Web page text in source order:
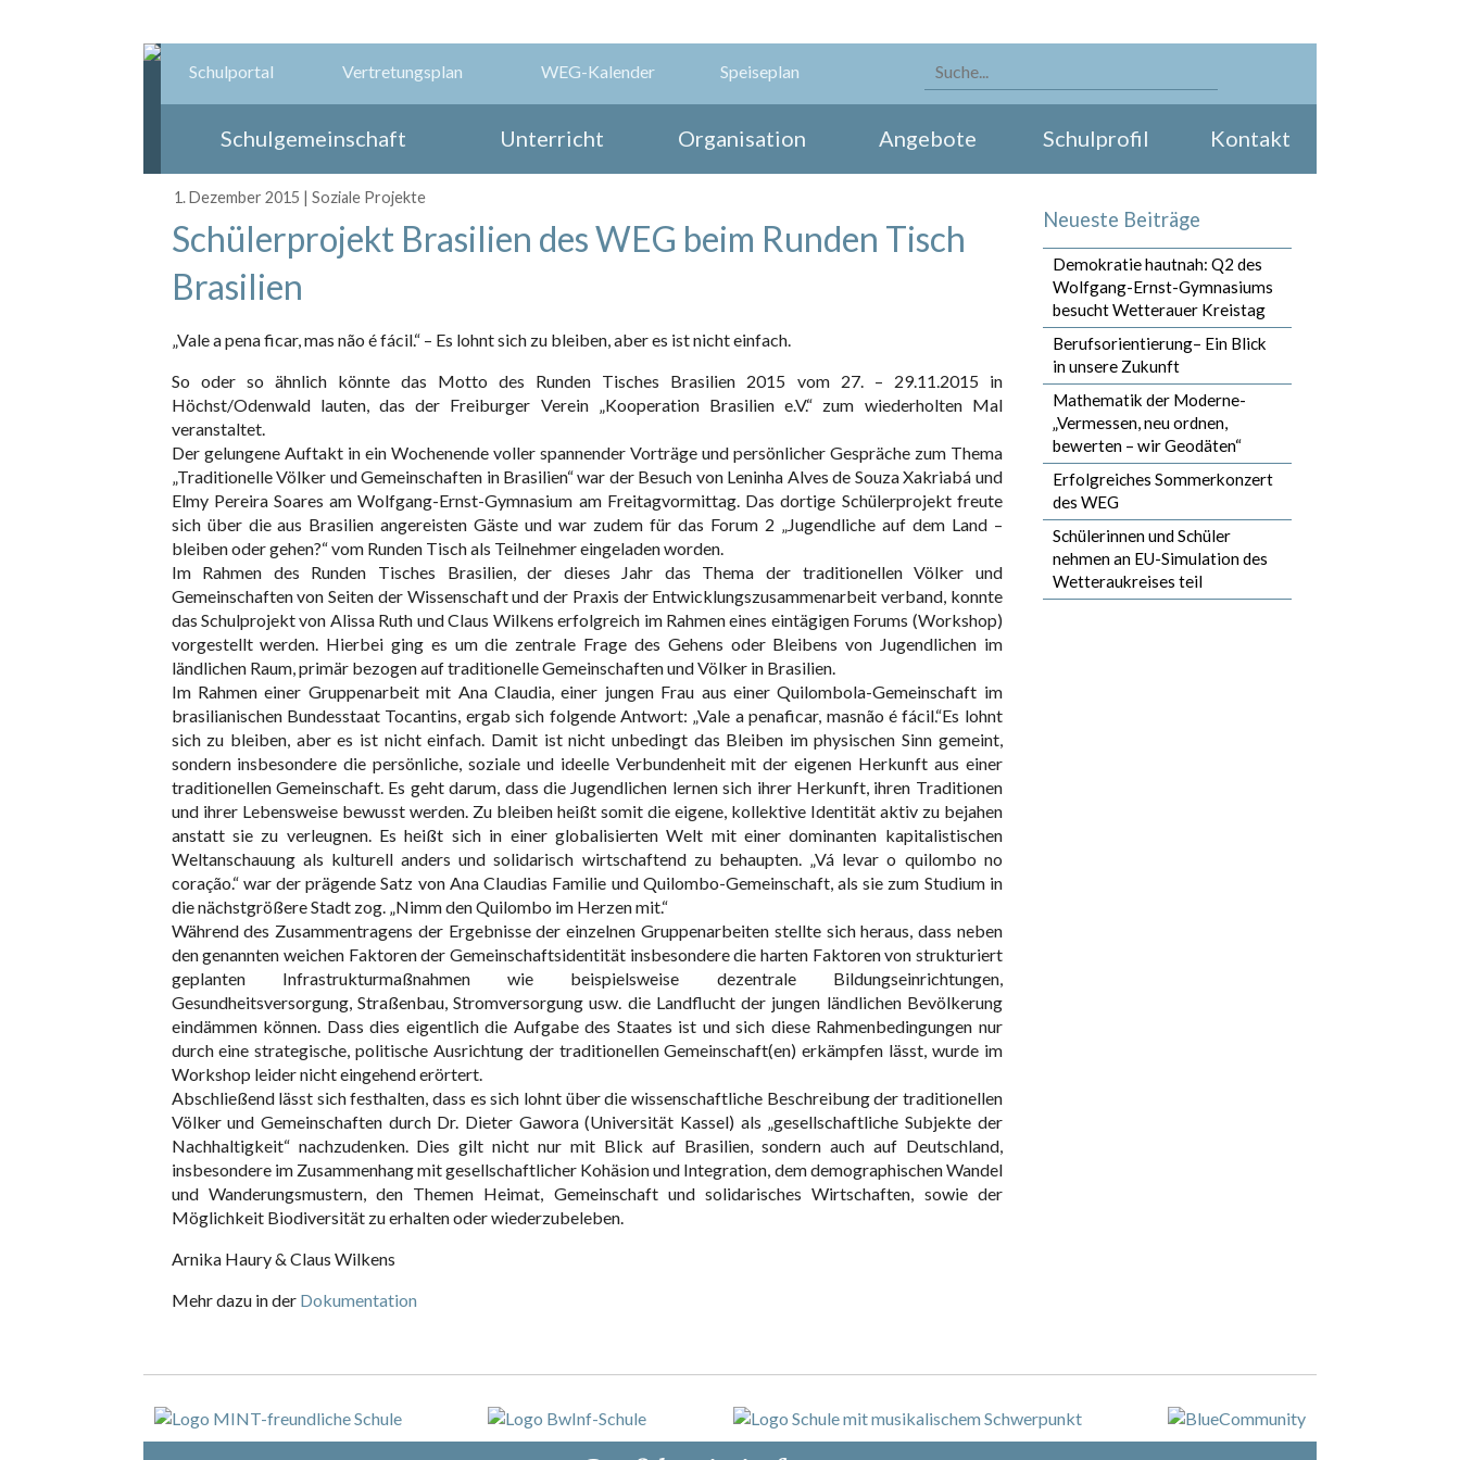
Schulportal Vertretungsplan WEG-Kalender Speiseplan
Schulgemeinschaft Unterricht Organisation Angebote Schulprofil Kontakt
1. Dezember 2015 |Soziale Projekte
Schülerprojekt Brasilien des WEG beim Runden Tisch
Brasilien
„Vale a pena ficar, mas não é fácil.“ – Es lohnt sich zu bleiben, aber es ist nicht einfach.
So oder so ähnlich könnte das Motto des Runden Tisches Brasilien 2015 vom 27. – 29.11.2015 in
Höchst/Odenwald lauten, das der Freiburger Verein „Kooperation Brasilien e.V.“ zum wiederholten Mal
veranstaltet.
Der gelungene Auftakt in ein Wochenende voller spannender Vorträge und persönlicher Gespräche zum Thema
„Traditionelle Völker und Gemeinschaften in Brasilien“ war der Besuch von Leninha Alves de Souza Xakriabá und
Elmy Pereira Soares am Wolfgang-Ernst-Gymnasium am Freitagvormittag. Das dortige Schülerprojekt freute
sich über die aus Brasilien angereisten Gäste und war zudem für das Forum 2 „Jugendliche auf dem Land –
bleiben oder gehen?“ vom Runden Tisch als Teilnehmer eingeladen worden.
Im Rahmen des Runden Tisches Brasilien, der dieses Jahr das Thema der traditionellen Völker und
Gemeinschaften von Seiten der Wissenschaft und der Praxis der Entwicklungszusammenarbeit verband, konnte
das Schulprojekt von Alissa Ruth und Claus Wilkens erfolgreich im Rahmen eines eintägigen Forums (Workshop)
vorgestellt werden. Hierbei ging es um die zentrale Frage des Gehens oder Bleibens von Jugendlichen im
ländlichen Raum, primär bezogen auf traditionelle Gemeinschaften und Völker in Brasilien.
Im Rahmen einer Gruppenarbeit mit Ana Claudia, einer jungen Frau aus einer Quilombola-Gemeinschaft im
brasilianischen Bundesstaat Tocantins, ergab sich folgende Antwort: „Vale a penaficar, masnão é fácil.“Es lohnt
sich zu bleiben, aber es ist nicht einfach. Damit ist nicht unbedingt das Bleiben im physischen Sinn gemeint,
sondern insbesondere die persönliche, soziale und ideelle Verbundenheit mit der eigenen Herkunft aus einer
traditionellen Gemeinschaft. Es geht darum, dass die Jugendlichen lernen sich ihrer Herkunft, ihren Traditionen
und ihrer Lebensweise bewusst werden. Zu bleiben heißt somit die eigene, kollektive Identität aktiv zu bejahen
anstatt sie zu verleugnen. Es heißt sich in einer globalisierten Welt mit einer dominanten kapitalistischen
Weltanschauung als kulturell anders und solidarisch wirtschaftend zu behaupten. „Vá levar o quilombo no
coração.“ war der prägende Satz von Ana Claudias Familie und Quilombo-Gemeinschaft, als sie zum Studium in
die nächstgrößere Stadt zog. „Nimm den Quilombo im Herzen mit.“
Während des Zusammentragens der Ergebnisse der einzelnen Gruppenarbeiten stellte sich heraus, dass neben
den genannten weichen Faktoren der Gemeinschaftsidentität insbesondere die harten Faktoren von strukturiert
geplanten Infrastrukturmaßnahmen wie beispielsweise dezentrale Bildungseinrichtungen,
Gesundheitsversorgung, Straßenbau, Stromversorgung usw. die Landflucht der jungen ländlichen Bevölkerung
eindämmen können. Dass dies eigentlich die Aufgabe des Staates ist und sich diese Rahmenbedingungen nur
durch eine strategische, politische Ausrichtung der traditionellen Gemeinschaft(en) erkämpfen lässt, wurde im
Workshop leider nicht eingehend erörtert.
Abschließend lässt sich festhalten, dass es sich lohnt über die wissenschaftliche Beschreibung der traditionellen
Völker und Gemeinschaften durch Dr. Dieter Gawora (Universität Kassel) als „gesellschaftliche Subjekte der
Nachhaltigkeit“ nachzudenken. Dies gilt nicht nur mit Blick auf Brasilien, sondern auch auf Deutschland,
insbesondere im Zusammenhang mit gesellschaftlicher Kohäsion und Integration, dem demographischen Wandel
und Wanderungsmustern, den Themen Heimat, Gemeinschaft und solidarisches Wirtschaften, sowie der
Möglichkeit Biodiversität zu erhalten oder wiederzubeleben.
Arnika Haury & Claus Wilkens
Mehr dazu in der Dokumentation
Neueste Beiträge
Demokratie hautnah: Q2 des
Wolfgang-Ernst-Gymnasiums
besucht Wetterauer Kreistag
Berufsorientierung– Ein Blick
in unsere Zukunft
Mathematik der Moderne-
„Vermessen, neu ordnen,
bewerten – wir Geodäten“
Erfolgreiches Sommerkonzert
des WEG
Schülerinnen und Schüler
nehmen an EU-Simulation des
Wetteraukreises teil